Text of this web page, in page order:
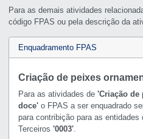
Para as demais atividades
código FPAS ou pela descrição da
Enquadramento FPAS
Criação de peixes
Para as atividades de 'Criação de
doce'o FPAS a ser enquadrado
para contribição para as entidades
Terceiros '0003'.